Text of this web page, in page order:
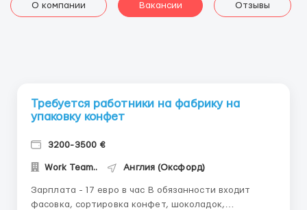
О компании Вакансии Отзывы
Требуется работники на фабрику на
упаковку конфет
3200-3500 €
Work Team.. Англия (Оксфорд)
Зарплата - 17 евро в час В обязанности входит
фасовка, сортировка конфет, шоколадок,